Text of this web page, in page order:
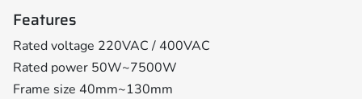
Features
Rated voltage 220VAC / 400VAC
Rated power 50W~7500W
Frame size 40mm~130mm